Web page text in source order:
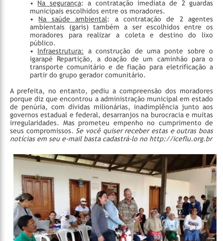
• Na segurança: a contratação imediata de 2 guardas
municipais escolhidos entre os moradores.
• Na saúde ambiental: a contratação de 2 agentes
ambientais (garis) também a ser escolhidos entre os
moradores para realizar a coleta e destino do lixo
público.
• Infraestrutura: a construção de uma ponte sobre o
igarapé Repartição, a doação de um caminhão para o
transporte comunitário e de fiação para eletrificação a
partir do grupo gerador comunitário.
A prefeita, no entanto, pediu a compreensão dos moradores
porque diz que encontrou a administração municipal em estado
de penúria, com dívidas milionárias, inadimplência junto aos
governos estadual e federal, desarranjos na burocracia e muitas
irregularidades. Mas prometeu empenho no cumprimento de
seus compromissos. Se você quiser receber estas e outras boas
notícias em seu e-mail basta cadastrá-lo no http://iceflu.org.br